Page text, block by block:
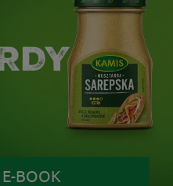
BOOK